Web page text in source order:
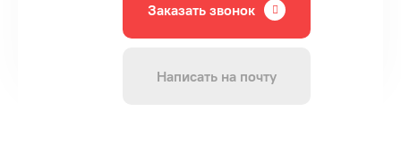
Заказать звонок
Написать на почту